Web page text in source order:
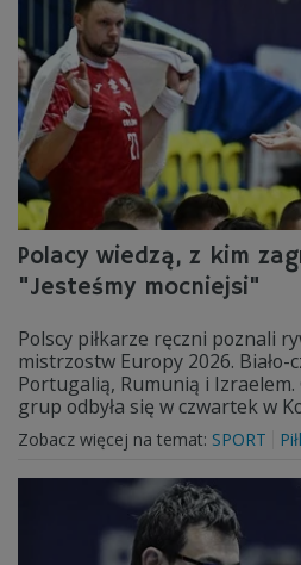
Polacy wiedzą, z kim
"Jesteśmy mocniejsi"
Polscy piłkarze ręczni poznali
mistrzostw Europy 2026. Biało-
Portugalią, Rumunią i
grup odbyła się w czwartek w
Zobacz więcej na temat: SPORT